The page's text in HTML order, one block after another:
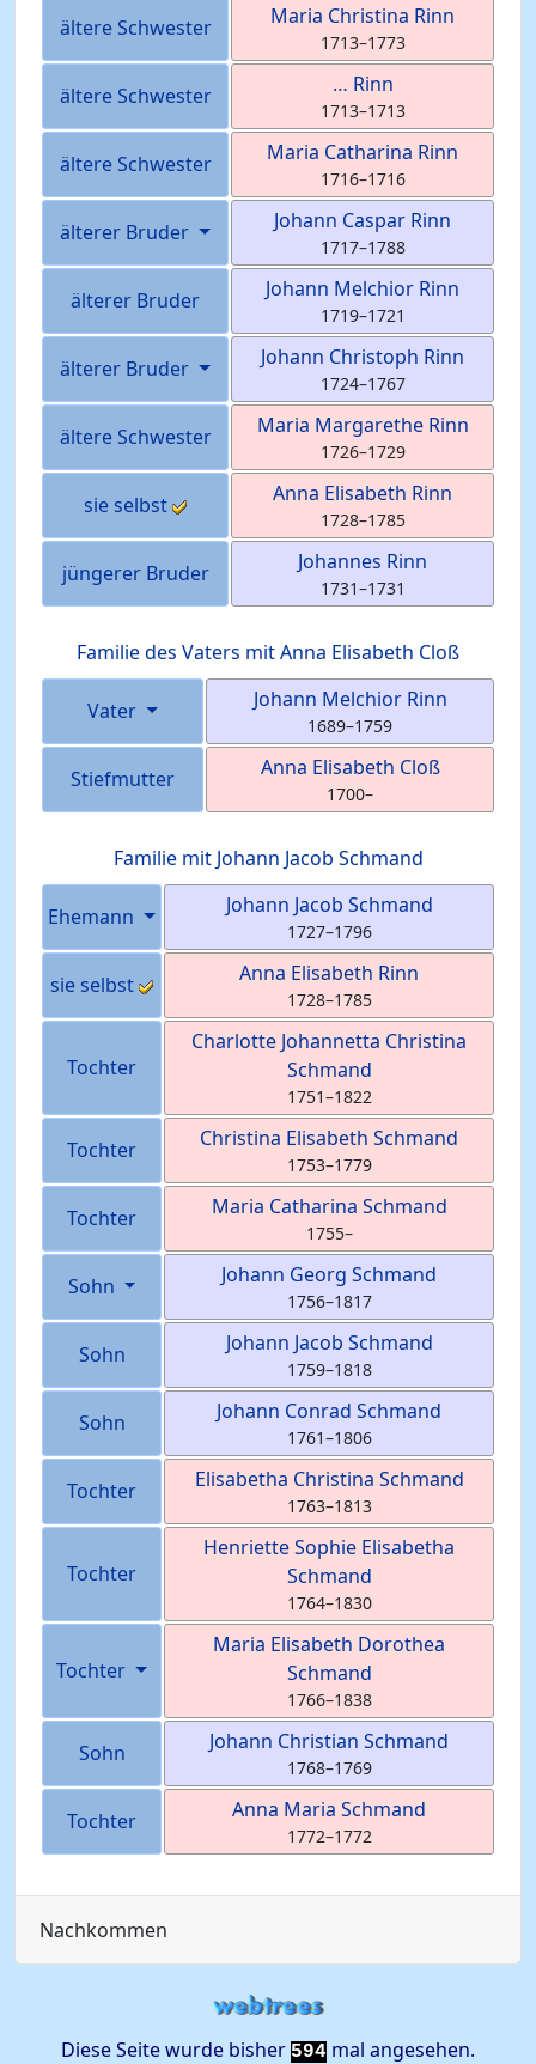
ältere Schwester Maria Christina Rinn
1713–1773
ältere Schwester … Rinn
1713–1713
ältere Schwester Maria Catharina Rinn
1716–1716
älterer Bruder Johann Caspar Rinn
1717–1788
älterer Bruder Johann Melchior Rinn
1719–1721
älterer Bruder Johann Christoph Rinn
1724–1767
ältere Schwester Maria Margarethe Rinn
1726–1729
sie selbst Anna Elisabeth Rinn
1728–1785
jüngerer Bruder Johannes Rinn
1731–1731
Familie des Vaters mitAnna Elisabeth Cloß
Vater Johann Melchior Rinn
1689–1759
Stiefmutter Anna Elisabeth Cloß
1700–
Familie mit Johann Jacob Schmand
Ehemann Johann Jacob Schmand
1727–1796
sie selbst Anna Elisabeth Rinn
1728–1785
Tochter
Charlotte Johannetta Christina
Schmand
1751–1822
Tochter Christina Elisabeth Schmand
1753–1779
Tochter Maria Catharina Schmand
1755–
Sohn Johann Georg Schmand
1756–1817
Sohn Johann Jacob Schmand
1759–1818
Sohn Johann Conrad Schmand
1761–1806
Tochter Elisabetha Christina Schmand
1763–1813
Tochter
Henriette Sophie Elisabetha
Schmand
1764–1830
Tochter
Maria Elisabeth Dorothea
Schmand
1766–1838
Sohn Johann Christian Schmand
1768–1769
Tochter Anna Maria Schmand
1772–1772
Nachkommen
Diese Seite wurde bisher 594 mal angesehen.